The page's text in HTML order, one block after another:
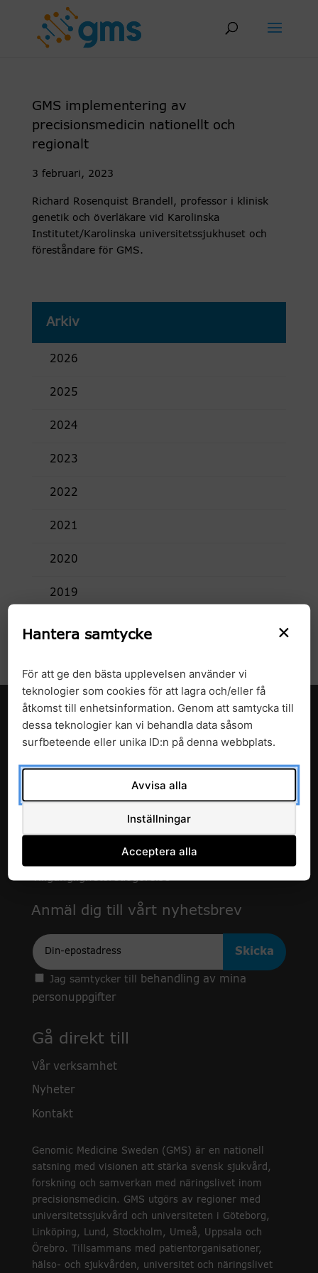
GMS implementering av
precisionsmedicin nationellt och
regionalt
3 februari, 2023
Richard Rosenquist Brandell, professor i klinisk
genetik och överläkare vid Karolinska
Institutet/Karolinska universitetssjukhuset och
föreståndare för GMS.
Arkiv
2026
2025
2024
2023
2022
2021
2020
2019
2018
c/o Enheten för forskning och utveckling
Avdelningen för hälso- och sjukvårdsstyrning
Region Skåne
291 89 Kristianstad
Anmäl dig till vårt nyhetsbrev
Epost
Jag samtycker till
behandling av mina
personuppgifter
Gå direkt till
Vår verksamhet
Nyheter
Kontakt
Genomic Medicine Sweden (GMS) är en nationell
satsning med visionen att stärka svensk sjukvård,
forskning och samverkan med näringslivet inom
precisionsmedicin. GMS utgörs av regioner med
universitetssjukvård och universiteten i Göteborg,
Linköping, Lund, Stockholm, Umeå, Uppsala och
Örebro. Tillsammans med patientorganisationer,
hälso- och sjukvården, universitet och näringslivet
×
Hantera samtycke
För att ge den bästa upplevelsen använder vi
teknologier som cookies för att lagra och/eller få
åtkomst till enhetsinformation. Genom att samtycka till
dessa teknologier kan vi behandla data såsom
surfbeteende eller unika ID:n på denna webbplats.
Avvisa alla
Inställningar
Acceptera alla